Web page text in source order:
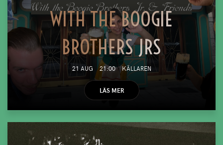
WITH THE BOOGIE
BROTHERS JRS
21 AUG 21:00 KÄLLAREN
LÄS MER